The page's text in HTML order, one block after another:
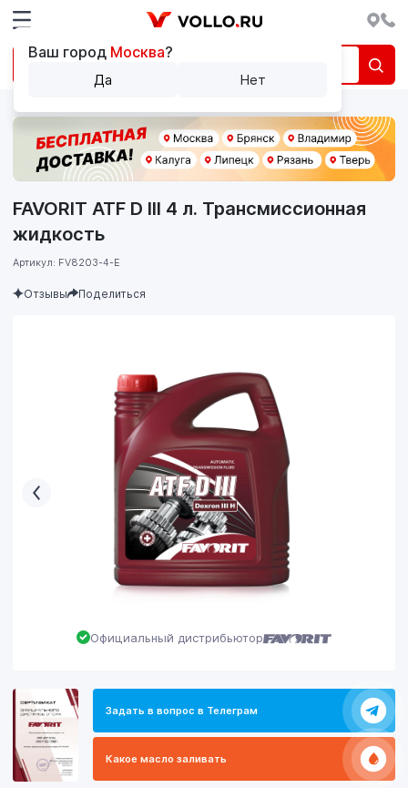
Официальный дистрибьютор
Задать в вопрос в Телеграм
Какое масло заливать
FAVORIT ATF D III 4 л. Трансмиссионная
жидкость
Артикул: FV8203-4-E
Отзывы Поделиться
Ваш город Москва?
Да Нет